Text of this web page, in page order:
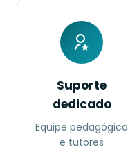
Suporte
dedicado
Equipe pedagógica
e tutores